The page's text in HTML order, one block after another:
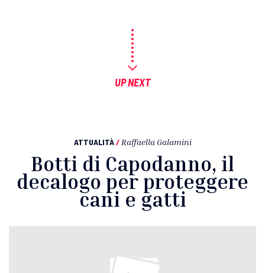
UP NEXT
ATTUALITÀ / Raffaella Galamini
Botti di Capodanno, il
decalogo per proteggere
cani e gatti